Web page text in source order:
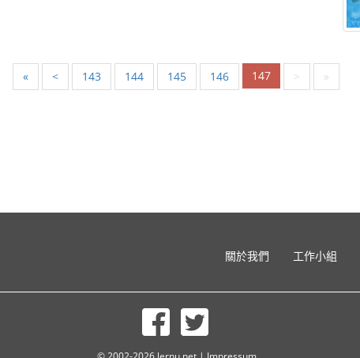
« < 143 144 145 146 147 > »
關於我們 工作小組